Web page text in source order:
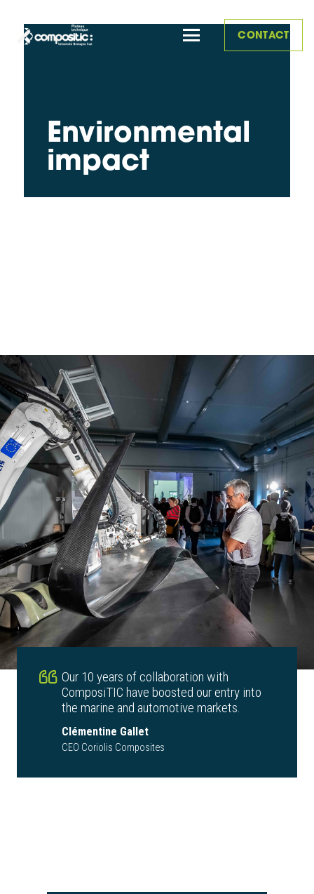
CONTACT
Environmental
impact
|
Our 10 years of collaboration with
ComposiTIC have boosted our entry into
the marine and automotive markets.
Clémentine Gallet
CEO Coriolis Composites